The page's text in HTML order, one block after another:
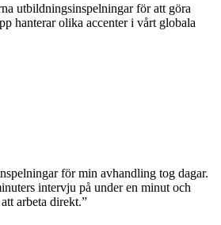
utbildningsinspelningar för att göra
hanterar olika accenter i vårt globala
för min avhandling tog dagar.
intervju på under en minut och
arbeta direkt.”